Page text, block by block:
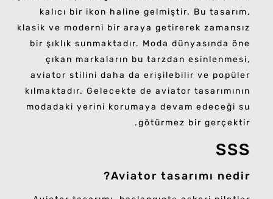
kalıcı bir ikon haline gelmiştir. Bu tasarım,
klasik ve moderni bir araya getirerek zamansız
bir şıklık sunmaktadır. Moda dünyasında öne
çıkan markaların bu tarzdan esinlenmesi,
aviator stilini daha da erişilebilir ve popüler
kılmaktadır. Gelecekte de aviator tasarımının
modadaki yerini korumaya devam edeceği su
götürmez bir gerçektir.
SSS
Aviator tasarımı nedir?